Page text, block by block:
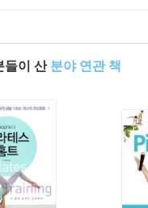
들이 산 분야 연관 책